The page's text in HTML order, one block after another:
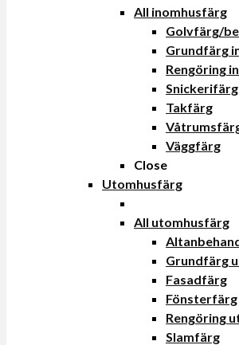
All inomhusfärg
Golvfärg/
Grundfärg
Rengöring
Snickerifärg
Takfärg
Väggfärg
Close
Utomhusfärg
All utomhusfärg
Grundfärg
Fasadfärg
Fönsterfärg
Rengöring
Slamfärg